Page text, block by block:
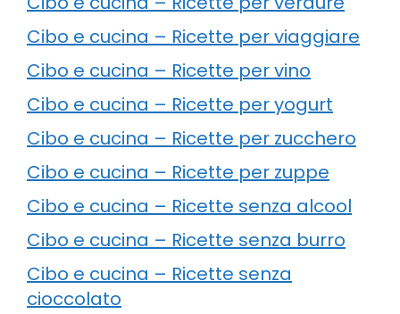
Cibo e cucina – Ricette per viaggiare
Cibo e cucina – Ricette per vino
Cibo e cucina – Ricette per yogurt
Cibo e cucina – Ricette per zucchero
Cibo e cucina – Ricette per zuppe
Cibo e cucina – Ricette senza alcool
Cibo e cucina – Ricette senza burro
Cibo e cucina – Ricette senza
cioccolato